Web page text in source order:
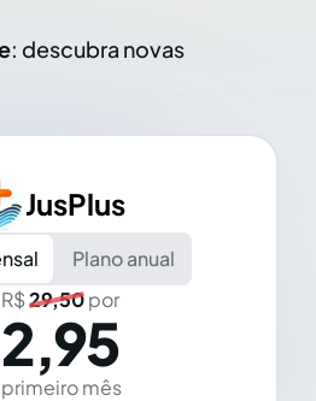
: descubra novas
JusPlus
Plano anual
29,50por
2,95
mês